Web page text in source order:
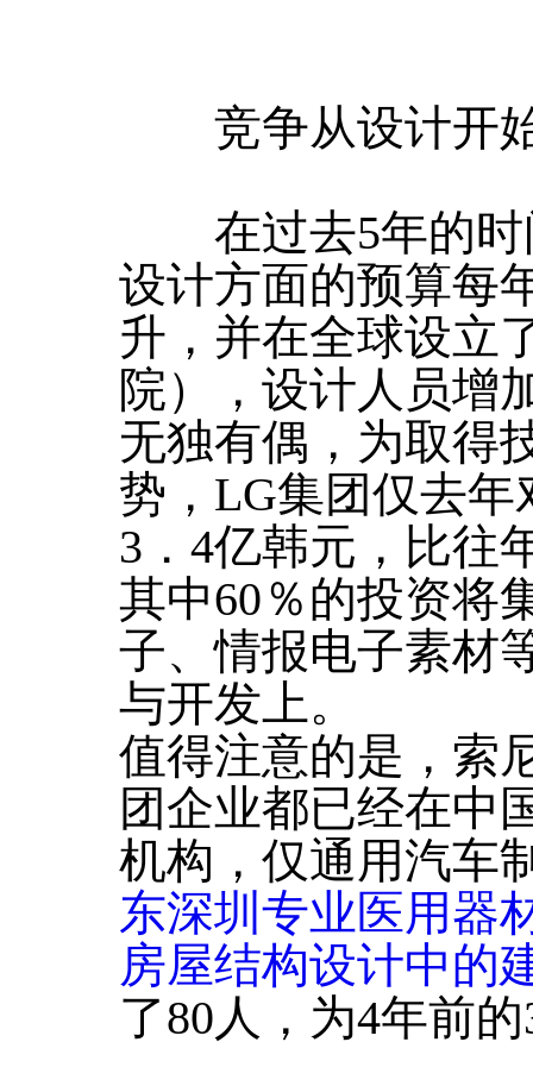
竞争从设计开
在过去5年的时
设计方面的预算每
升，并在全球设立
院），设计人员增
无独有偶，为取得
势，LG集团仅去
3．4亿韩元，比往
其中60％的投资将
子、情报电子素材
与开发上。
值得注意的是，索
团企业都已经在中
机构，仅通用汽车
东深圳专业医用器
房屋结构设计中的
了80人，为4年前